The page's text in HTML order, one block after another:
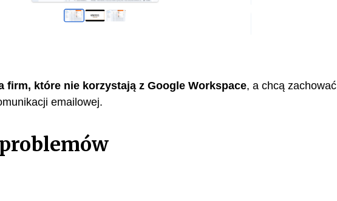
firm, które nie korzystają z Google Workspace, a chcą zachować
emailowej.